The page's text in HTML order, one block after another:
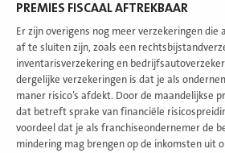
PREMIES FISCAAL AFTREKBAAR
Er zijn overigens nog meer verzekeringen die
af te sluiten zijn, zoals een
inventarisverzekering en
dergelijke verzekeringen is dat je als
maner risico’s afdekt. Door de maandelijkse
dat betreft sprake van financiële
voordeel dat je als franchiseondernemer de
mindering mag brengen op de inkomsten uit